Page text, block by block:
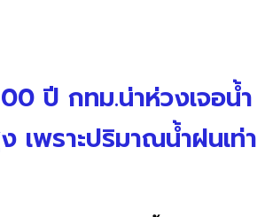
ปี กทม.น่าห่วงเจอน้ำ
เพราะปริมาณน้ำฝนเท่า